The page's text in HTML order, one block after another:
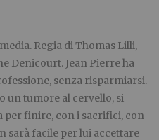
Regia di Thomas Lilli,
Denicourt. Jean Pierre ha
senza risparmiarsi.
un tumore al cervello, si
per finire, con i sacrifici, con
sarà facile per lui accettare